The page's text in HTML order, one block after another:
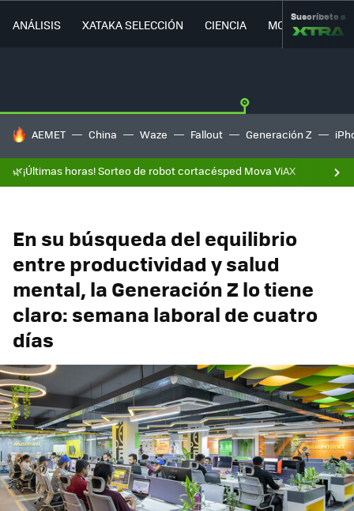
ANÁLISIS XATAKA SELECCIÓN CIENCIA MOVILIDAD
Suscríbete a
HOY SE HABLA DE
AEMET China Waze Fallout Generación Z
🌿¡Últimas horas! Sorteo de robot cortacésped Mova ViAX
En su búsqueda del equilibrio
entre productividad y salud
mental, la Generación Z lo tiene
claro: semana laboral de cuatro
días